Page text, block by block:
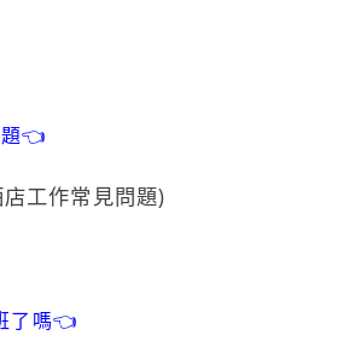
👈
工作常見問題)
了嗎👈